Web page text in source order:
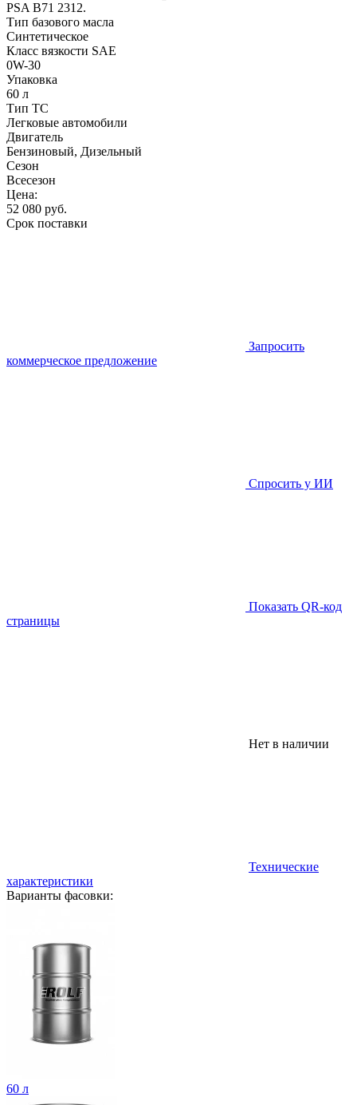
PSA B71 2312.
Тип базового масла
Синтетическое
Класс вязкости SAE
0W-30
Упаковка
60 л
Тип ТС
Легковые автомобили
Двигатель
Бензиновый, Дизельный
Сезон
Всесезон
Цена:
52 080 руб.
Срок поставки
Запросить
коммерческое предложение
Спросить у ИИ
Показать QR-код
страницы
Нет в наличии
Технические
характеристики
Варианты фасовки:
60 л